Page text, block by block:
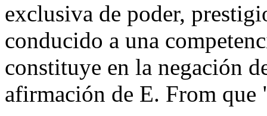
exclusiva de poder,
conducido a una
constituye en la negación
afirmación de E. From que